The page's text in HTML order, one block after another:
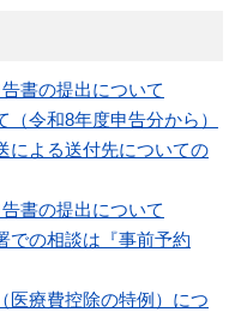
書の提出について
令和8年度申告分から）
による送付先についての
書の提出について
での相談は『事前予約
医療費控除の特例）につ